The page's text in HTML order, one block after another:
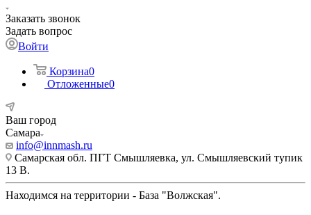
Заказать звонок
Задать вопрос
Войти
Корзина0
Отложенные0
Ваш город
Самара
info@innmash.ru
Самарская обл. ПГТ Смышляевка, ул. Смышляевский тупик
13 В.
Находимся на территории - База "Волжская".